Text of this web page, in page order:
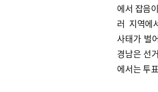
에서 잡음
러 지역에
사태가 벌
경남은 선
에서는 투